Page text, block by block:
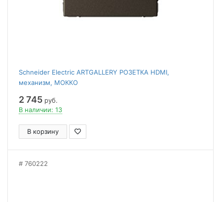
Schneider Electric ARTGALLERY РОЗЕТКА HDMI,
механизм, МОККО
2 745 руб.
В наличии: 13
В корзину
760222